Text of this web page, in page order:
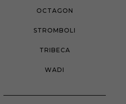
OCTAGON
STROMBOLI
TRIBECA
WADI